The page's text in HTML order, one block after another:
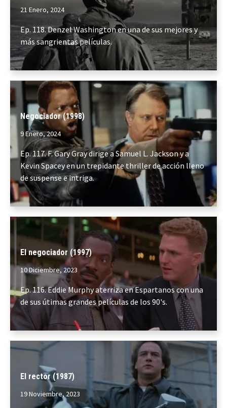
21 Enero, 2024
Ep. 118. Denzel Washington en una de sus mejores y
más sangrientas películas.
Negociador (1998)
9 Enero, 2024
Ep. 117. F. Gary Gray dirige a Samuel L. Jackson y a
Kevin Spacey en un trepidante thriller de acción lleno
de suspense e intriga.
El negociador (1997)
10 Diciembre, 2023
Ep. 116. Eddie Murphy aterriza en Espartanos con una
de sus útimas grandes películas de los 90's.
El rector (1987)
19 Noviembre, 2023